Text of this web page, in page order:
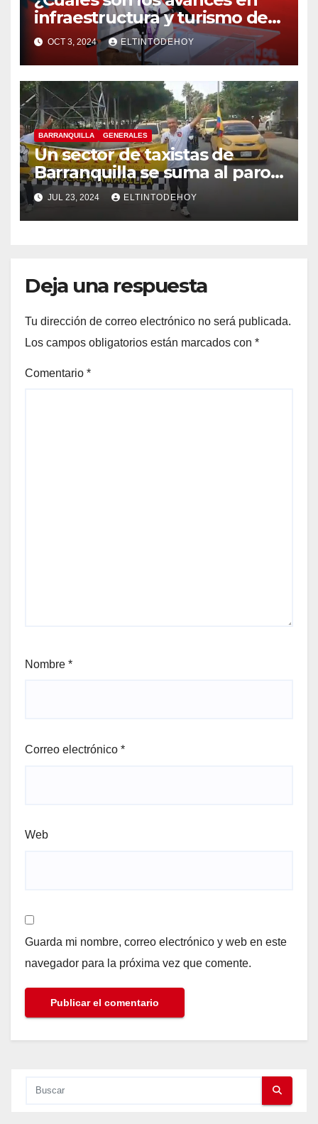
infraestructura y turismo del
Atlántico? Gobernador
responde
OCT 3, 2024 ELTINTODEHOY
BARRANQUILLA GENERALES
Un sector de taxistas de
Barranquilla se suma al paro
nacional
JUL 23, 2024 ELTINTODEHOY
Deja una respuesta
Tu dirección de correo electrónico no será publicada.
Los campos obligatorios están marcados con *
Comentario *
Nombre *
Correo electrónico *
Web
Guarda mi nombre, correo electrónico y web en este
navegador para la próxima vez que comente.